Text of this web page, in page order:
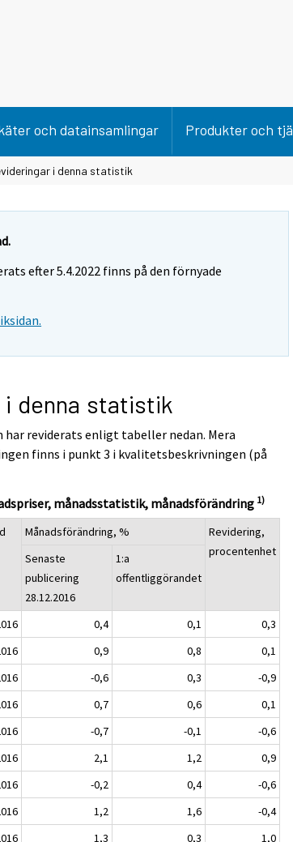
och datainsamlingar Produkter och tjä
i denna statistik
efter 5.4.2022 finns på den förnyade
i denna statistik
reviderats enligt tabeller nedan. Mera
finns i punkt 3 i kvalitetsbeskrivningen (på
månadsstatistik, månadsförändring 1)
Månadsförändring, %
Revidering,
procentenhet
Senaste
publicering
28.12.2016
1:a
offentliggörandet
0,4 0,1
0,3
0,9 0,8
0,1
-0,6 0,3
-0,9
0,7 0,6
0,1
-0,7 -0,1
-0,6
2,1 1,2
0,9
-0,2 0,4
-0,6
1,2 1,6
-0,4
1,3 0,3
1,0